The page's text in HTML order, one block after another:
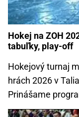
Hokej na ZOH
tabuľky, play-off
Hokejový turnaj
hrách 2026 v
Prinášame